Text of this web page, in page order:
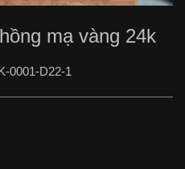
mạ vàng 24k
0001-D22-1